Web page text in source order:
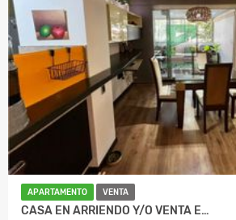
APARTAMENTO VENTA
CASA EN ARRIENDO Y/O VENTA E…